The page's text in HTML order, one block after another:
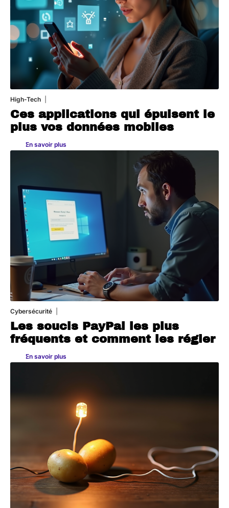
High-Tech
Ces applications qui épuisent le
plus vos données mobiles
En savoir plus
Cybersécurité
Les soucis PayPal les plus
fréquents et comment les régler
En savoir plus